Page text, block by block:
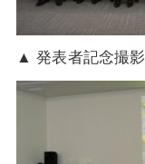
▲ 発表者記念撮影